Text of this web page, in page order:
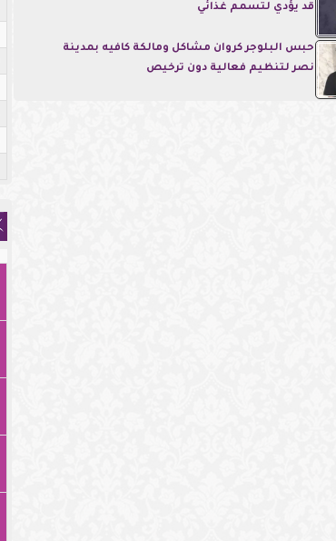
قد يؤدي لتسمم غذائي
حبس البلوجر كروان مشاكل ومالكة كافيه بمدينة
نصر لتنظيم فعالية دون ترخيص